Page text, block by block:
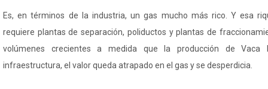
Es, en términos de la industria, un gas mucho más rico. Y esa
requiere plantas de separación, poliductos y plantas de
volúmenes crecientes a medida que la producción de Vaca
infraestructura, el valor queda atrapado en el gas y se desperdicia.